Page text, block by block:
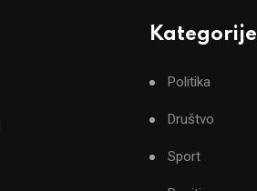
Kategorije
Politika
Društvo
Sport